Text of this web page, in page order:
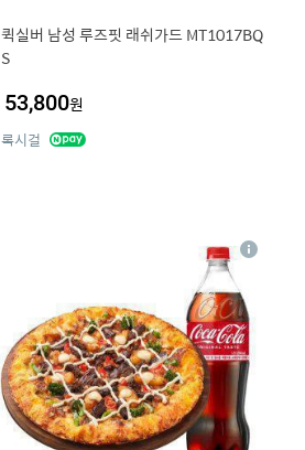
퀵실버 남성 루즈핏 래쉬가드 MT1017BQ
S
53,800원
록시걸
상